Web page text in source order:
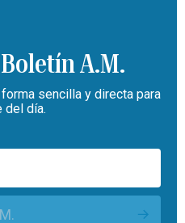
Boletín A.M.
sencilla y directa para
del día.